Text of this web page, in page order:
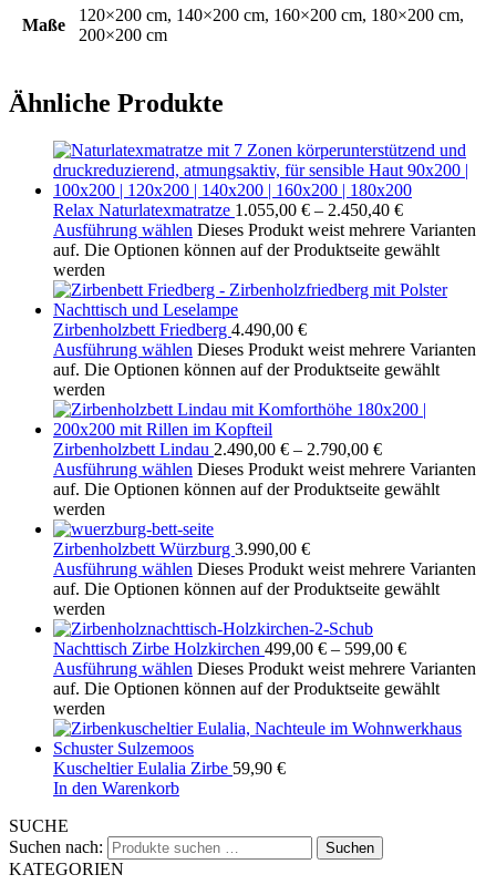
Maße
120×200 cm, 140×200 cm, 160×200 cm, 180×200 cm,
200×200 cm
Ähnliche Produkte
Relax Naturlatexmatratze 1.055,00 € – 2.450,40 €
Ausführung wählen Dieses Produkt weist mehrere Varianten
auf. Die Optionen können auf der Produktseite gewählt
werden
Zirbenholzbett Friedberg 4.490,00 €
Ausführung wählen Dieses Produkt weist mehrere Varianten
auf. Die Optionen können auf der Produktseite gewählt
werden
Zirbenholzbett Lindau 2.490,00 € – 2.790,00 €
Ausführung wählen Dieses Produkt weist mehrere Varianten
auf. Die Optionen können auf der Produktseite gewählt
werden
Zirbenholzbett Würzburg 3.990,00 €
Ausführung wählen Dieses Produkt weist mehrere Varianten
auf. Die Optionen können auf der Produktseite gewählt
werden
Nachttisch Zirbe Holzkirchen 499,00 € – 599,00 €
Ausführung wählen Dieses Produkt weist mehrere Varianten
auf. Die Optionen können auf der Produktseite gewählt
werden
Kuscheltier Eulalia Zirbe 59,90 €
In den Warenkorb
SUCHE
Suchen nach:
Suchen
KATEGORIEN